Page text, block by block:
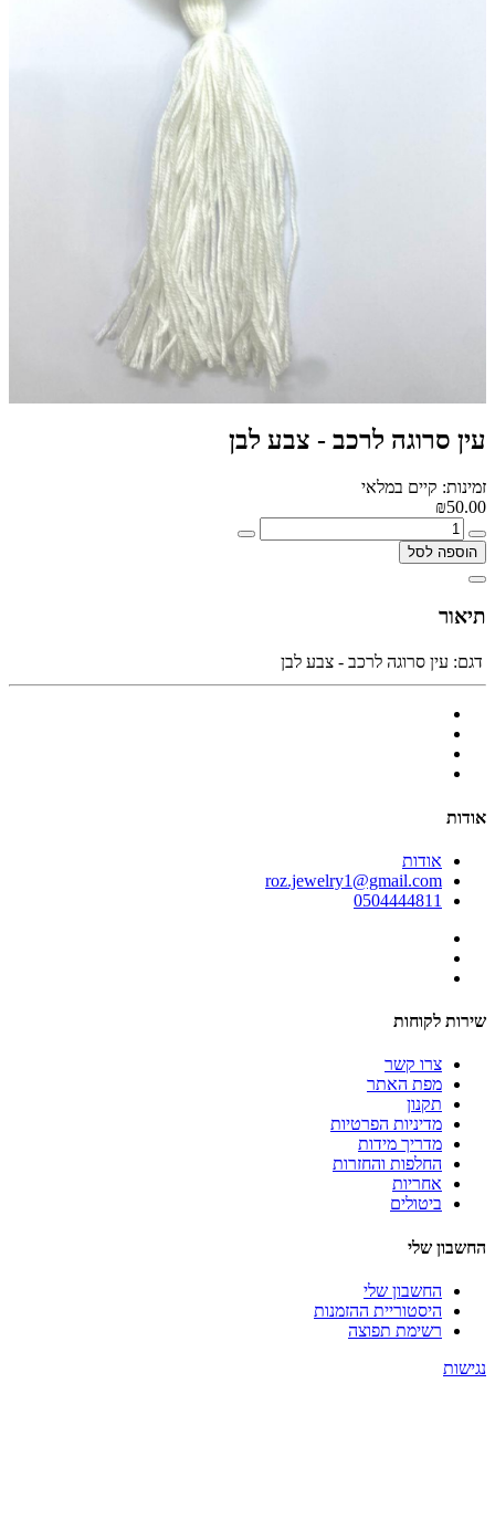
עין סרוגה לרכב - צבע לבן
זמינות: קיים במלאי
₪50.00
הוספה לסל
תיאור
דגם: עין סרוגה לרכב - צבע לבן
אודות
אודות
roz.jewelry1@gmail.com
0504444811
שירות לקוחות
צרו קשר
מפת האתר
תקנון
מדיניות הפרטיות
מדריך מידות
החלפות והחזרות
אחריות
ביטולים
החשבון שלי
החשבון שלי
היסטוריית ההזמנות
רשימת תפוצה
נגישות